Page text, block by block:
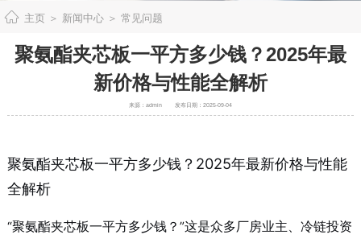
主页＞ 新闻中心＞ 常见问题
聚氨酯夹芯板一平方多少钱？2025年最
新价格与性能全解析
来源：admin 发布日期：2025-09-04
聚氨酯夹芯板一平方多少钱？2025年最新价格与性能
全解析
“聚氨酯夹芯板一平方多少钱？”这是众多厂房业主、冷链投资